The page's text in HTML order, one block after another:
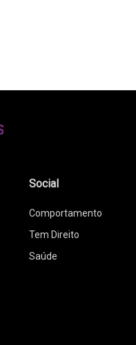
Social
Comportamento
Tem Direito
Saúde